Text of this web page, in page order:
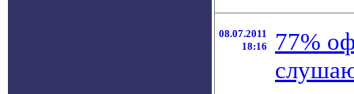
08.07.2011
18:16
77%